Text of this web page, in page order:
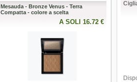
Mesauda - Bronze Venus - Terra
Compatta - colore a scelta
A SOLI 16.72 €
Mesauda